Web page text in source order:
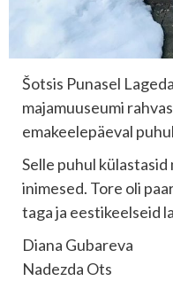
Šotsis Punasel
majamuuseumi
emakeelepäeval
Selle puhul
inimesed. Tore oli
taga ja eestikeelseid
Diana Gubareva
Nadezda Ots